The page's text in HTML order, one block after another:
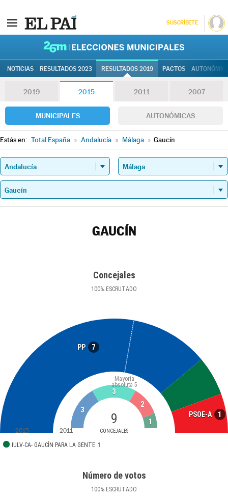
SUSCRÍBETE
NOTICIAS RESULTADOS 2023 RESULTADOS 2019 PACTOS
2019 2015 2011 2007
MUNICIPALES AUTONÓMICAS
Estás en: Total España » Andalucía » Málaga » Gaucín
GAUCÍN
Concejales
100% ESCRUTADO
PP 7
PSOE-A 1
9
CONCEJALES
Mayoría
absoluta 5
IULV-CA- GAUCÍN PARA LA GENTE 1
3
3
2
1
2015 2011
Número de votos
100% ESCRUTADO